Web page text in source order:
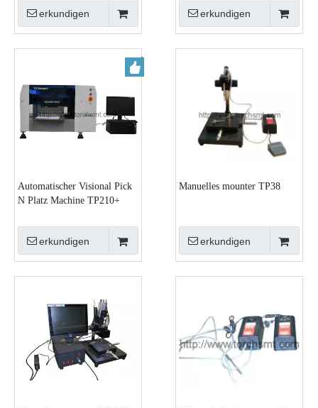
erkundigen erkundigen
Automatischer Visional Pick
N Platz Machine TP210+
erkundigen
Manuelles mounter TP38
erkundigen